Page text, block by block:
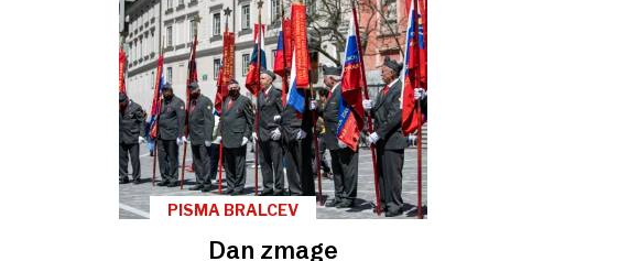
PISMA BRALCEV
Dan zmage